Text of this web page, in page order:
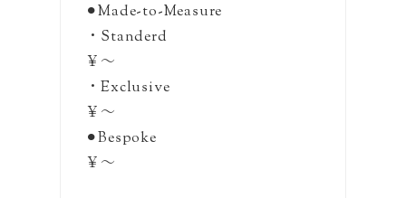
⚫︎Made-to-Measure
・Standerd
￥〜
・Exclusive
￥〜
⚫︎Bespoke
￥〜